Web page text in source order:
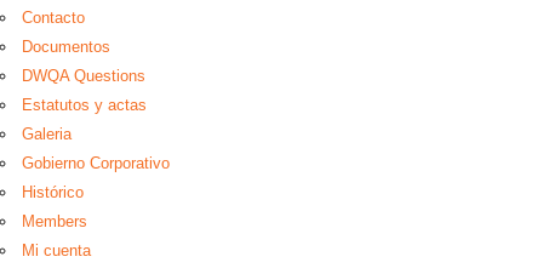
Contacto
Documentos
DWQA Questions
Estatutos y actas
Galeria
Gobierno Corporativo
Histórico
Members
Mi cuenta